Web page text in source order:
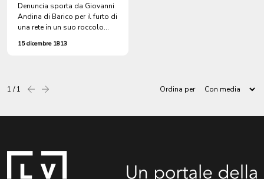
Denuncia sporta da Giovanni
Andina di Barico per il furto di
una rete in un suo roccolo
detta bresana")
15 dicembre 1813
1 / 1 Precedentesuccessiva Ordina per